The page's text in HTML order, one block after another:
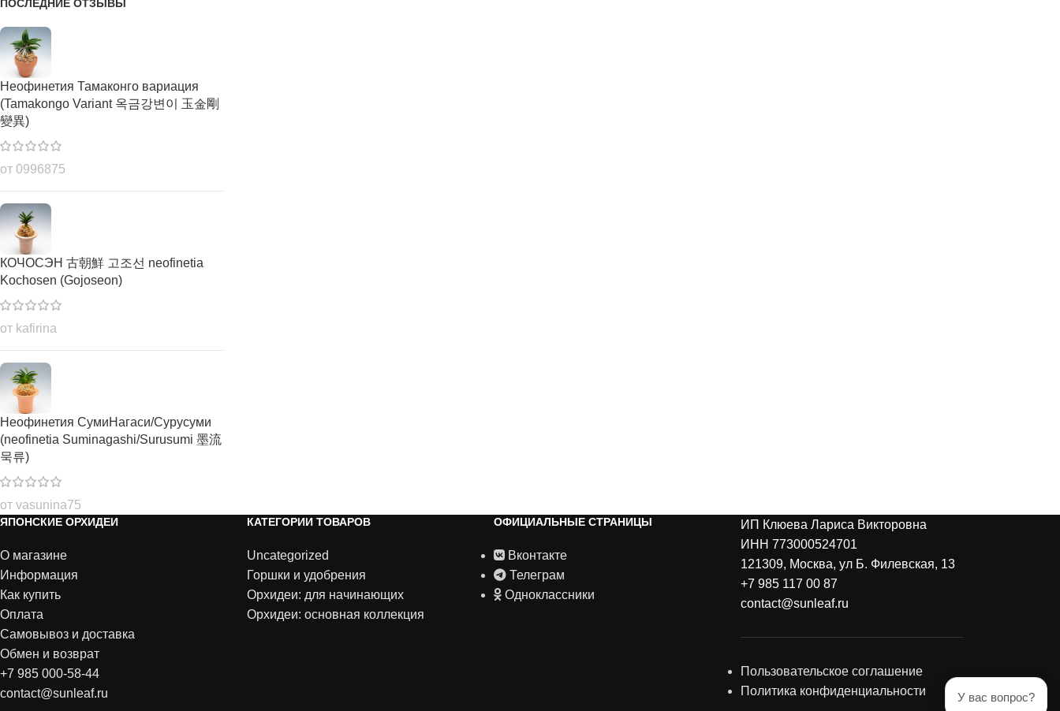
ПОСЛЕДНИЕ ОТЗЫВЫ
Неофинетия Тамаконго вариация
(Tamakongo Variant 옥금강변이 玉金剛
變異)
от 0996875
КОЧОСЭН 古朝鮮 고조선 neofinetia
Kochosen (Gojoseon)
от kafirina
Неофинетия СумиНагаси/Сурусуми
(neofinetia Suminagashi/Surusumi 墨流
묵류)
от vasunina75
ЯПОНСКИЕ ОРХИДЕИ
О магазине
Информация
Как купить
Оплата
Самовывоз и доставка
Обмен и возврат
+7 985 000-58-44
contact@sunleaf.ru
КАТЕГОРИИ ТОВАРОВ
Uncategorized
Горшки и удобрения
Орхидеи: для начинающих
Орхидеи: основная коллекция
ОФИЦИАЛЬНЫЕ СТРАНИЦЫ
Вконтакте
Телеграм
Одноклассники
ИП Клюева Лариса Викторовна
ИНН 773000524701
121309, Москва, ул Б. Филевская, 13
+7 985 117 00 87
contact@sunleaf.ru
Пользовательское соглашение
Политика конфиденциальности
У вас вопрос?